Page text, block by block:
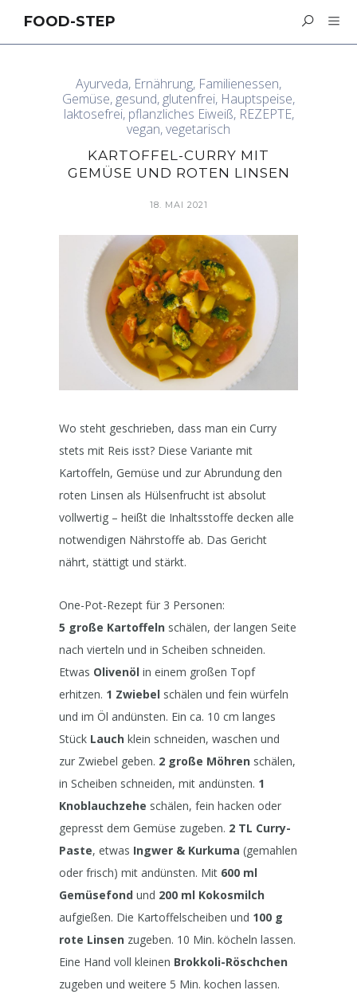
FOOD-STEP
Ayurveda, Ernährung, Familienessen,
Gemüse, gesund, glutenfrei, Hauptspeise,
laktosefrei, pflanzliches Eiweiß, REZEPTE,
vegan,vegetarisch
KARTOFFEL-CURRY MIT
GEMÜSE UND ROTEN LINSEN
18. MAI 2021
Wo steht geschrieben, dass man ein Curry
stets mit Reis isst? Diese Variante mit
Kartoffeln, Gemüse und zur Abrundung den
roten Linsen als Hülsenfrucht ist absolut
vollwertig – heißt die Inhaltsstoffe decken alle
notwendigen Nährstoffe ab. Das Gericht
nährt, stättigt und stärkt.
One-Pot-Rezept für 3 Personen:
5 große Kartoffeln schälen, der langen Seite
nach vierteln und in Scheiben schneiden.
Etwas Olivenöl in einem großen Topf
erhitzen. 1 Zwiebel schälen und fein würfeln
und im Öl andünsten. Ein ca. 10 cm langes
Stück Lauch klein schneiden, waschen und
zur Zwiebel geben. 2 große Möhren schälen,
in Scheiben schneiden, mit andünsten. 1
Knoblauchzehe schälen, fein hacken oder
gepresst dem Gemüse zugeben. 2 TL Curry-
Paste, etwas Ingwer & Kurkuma (gemahlen
oder frisch) mit andünsten. Mit 600 ml
Gemüsefond und 200 ml Kokosmilch
aufgießen. Die Kartoffelscheiben und 100 g
rote Linsen zugeben. 10 Min. köcheln lassen.
Eine Hand voll kleinen Brokkoli-Röschchen
zugeben und weitere 5 Min. kochen lassen.